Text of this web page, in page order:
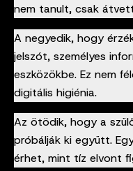
nem tanult, csak
A negyedik, hogy
jelszót, személyes
eszközökbe. Ez nem
digitális higiénia.
Az ötödik, hogy a
próbálják ki együtt.
érhet, mint tíz elvont